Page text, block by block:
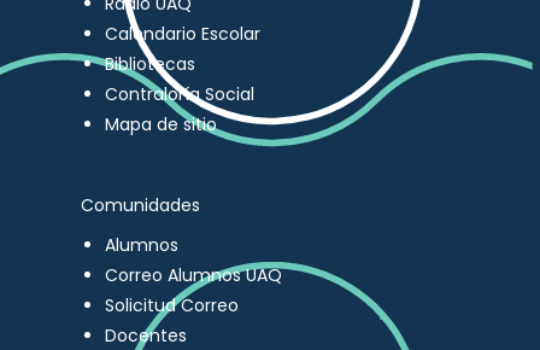
Calendario Escolar
Bibliotecas
Contraloría Social
Mapa de sitio
Comunidades
Alumnos
Correo Alumnos UAQ
Solicitud Correo
Docentes